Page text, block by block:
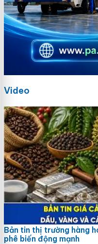
Video
Bản tin thị trường hàng
phê biến động mạnh